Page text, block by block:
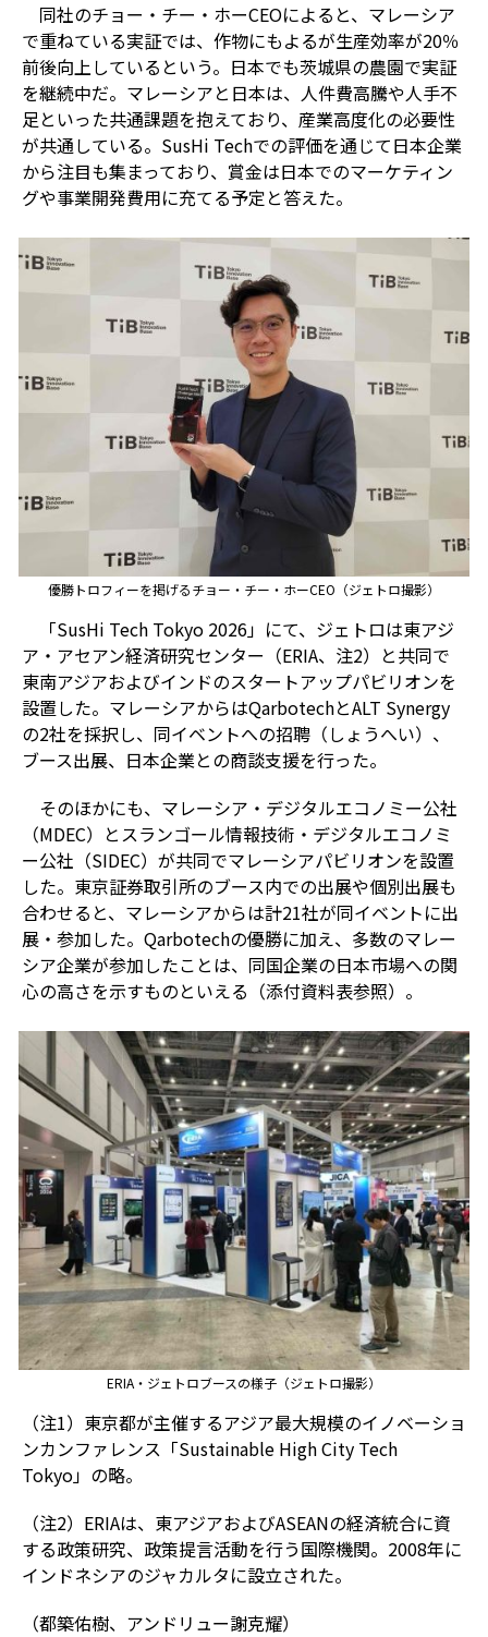
同社のチョー・チー・ホーCEOによると、マレーシア
で重ねている実証では、作物にもよるが生産効率が20％
前後向上しているという。日本でも茨城県の農園で実証
を継続中だ。マレーシアと日本は、人件費高騰や人手不
足といった共通課題を抱えており、産業高度化の必要性
が共通している。 SusHi Techでの評価を通じて日本企業
から注目も集まっており、賞金は日本でのマーケティン
グや事業開発費用に充てる予定と答えた。
優勝トロフィーを掲げるチョー・チー・ホーCEO（ジェトロ撮影）
「SusHi Tech Tokyo 2026」にて、ジェトロは東アジ
ア・アセアン経済研究センター（ERIA、注2）と共同で
東南アジアおよびインドのスタートアップパビリオンを
設置した。マレーシアからはQarbotechとALT Synergy
の2社を採択し、同イベントへの招聘（しょうへい）、
ブース出展、日本企業との商談支援を行った。
そのほかにも、マレーシア・デジタルエコノミー公社
（MDEC）とスランゴール情報技術・デジタルエコノミ
ー公社（SIDEC）が共同でマレーシアパビリオンを設置
した。東京証券取引所のブース内での出展や個別出展も
合わせると、マレーシアからは計21社が同イベントに出
展・参加した。 Qarbotechの優勝に加え、多数のマレー
シア企業が参加したことは、同国企業の日本市場への関
心の高さを示すものといえる（添付資料表参照）。
ERIA・ジェトロブースの様子（ジェトロ撮影）
（注1）東京都が主催するアジア最大規模のイノベーショ
ンカンファレンス「Sustainable High City Tech
Tokyo」の略。
（注2）ERIAは、東アジアおよびASEANの経済統合に資
する政策研究、政策提言活動を行う国際機関。2008年に
インドネシアのジャカルタに設立された。
（都築佑樹、アンドリュー謝克耀）